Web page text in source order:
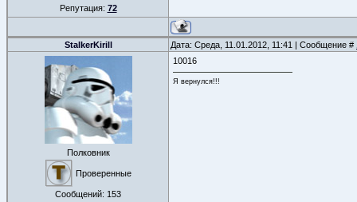
Репутация: 72
StalkerKirill Дата: Среда, 11.01.2012, 11:41 | Сообщение #
Полковник
Проверенные
Сообщений: 153
10016
Я вернулся!!!